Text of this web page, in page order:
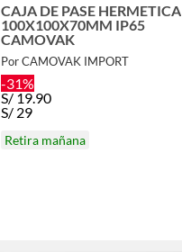
CAJA DE PASE HERMETICA
100X100X70MM IP65
CAMOVAK
Por CAMOVAK IMPORT
-31%
S/19.90
S/ 29
Retira mañana